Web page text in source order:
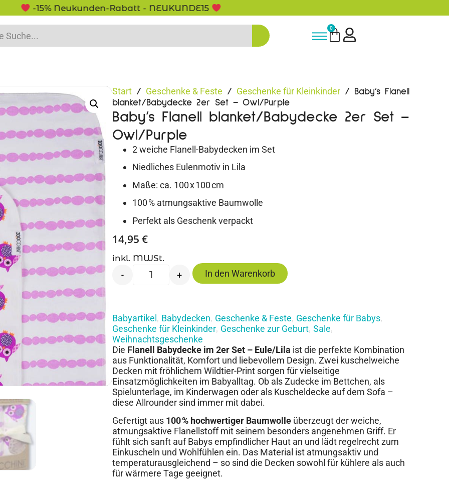
-15% Neukunden-Rabatt - NEUKUNDE15
0
Start / Geschenke & Feste / Geschenke für Kleinkinder / Baby’s Flanell
blanket/Babydecke 2er Set – Owl/Purple
Baby’s Flanell blanket/Babydecke 2er Set –
Owl/Purple
2 weiche Flanell-Babydecken im Set
Niedliches Eulenmotiv in Lila
Maße: ca. 100 x 100 cm
100 % atmungsaktive Baumwolle
Perfekt als Geschenk verpackt
14,95 €
inkl. MWSt.
- + In den Warenkorb
Babyartikel , Babydecken, Geschenke & Feste, Geschenke für Babys,
Geschenke für Kleinkinder, Geschenke zur Geburt, Sale,
Weihnachtsgeschenke
Die Flanell Babydecke im 2er Set – Eule/Lila ist die perfekte Kombination
aus Funktionalität, Komfort und liebevollem Design. Zwei kuschelweiche
Decken mit fröhlichem Wildtier-Print sorgen für vielseitige
Einsatzmöglichkeiten im Babyalltag. Ob als Zudecke im Bettchen, als
Spielunterlage, im Kinderwagen oder als Kuscheldecke auf dem Sofa –
diese Allrounder sind immer mit dabei.
Gefertigt aus 100 % hochwertiger Baumwolle überzeugt der weiche,
atmungsaktive Flanellstoff mit seinem besonders angenehmen Griff. Er
fühlt sich sanft auf Babys empfindlicher Haut an und lädt regelrecht zum
Einkuscheln und Wohlfühlen ein. Das Material ist atmungsaktiv und
temperaturausgleichend – so sind die Decken sowohl für kühlere als auch
für wärmere Tage geeignet.